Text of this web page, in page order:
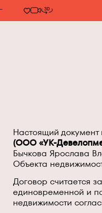
Настоящий
(ООО «УК-
Бычкова Ярослава
Объекта
Договор считается
единовременной и
недвижимости